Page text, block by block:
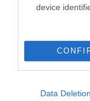
device
Data Deletion